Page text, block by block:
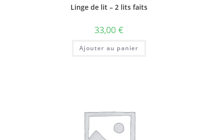
Linge de lit – 2 lits faits
33,00 €
Ajouter au panier